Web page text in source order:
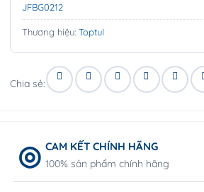
JFBG0212
Thương hiệu: Toptul
Chia sẻ:
CAM KẾT CHÍNH HÃNG
100% sản phẩm chính hãng